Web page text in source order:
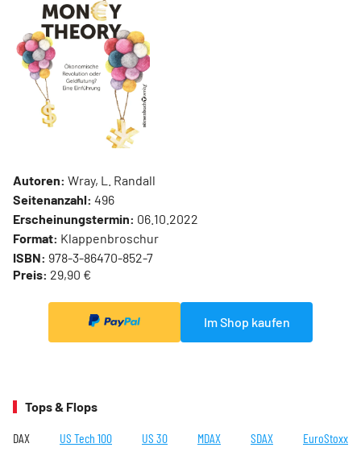
Autoren: Wray, L. Randall
Seitenanzahl: 496
Erscheinungstermin: 06.10.2022
Format: Klappenbroschur
ISBN: 978-3-86470-852-7
Preis: 29,90 €
Im Shop kaufen
Tops & Flops
DAX US Tech 100 US 30 MDAX SDAX EuroStoxx